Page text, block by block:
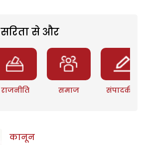
सरिता से और
राजनीति समाज संपादकीय
कानून